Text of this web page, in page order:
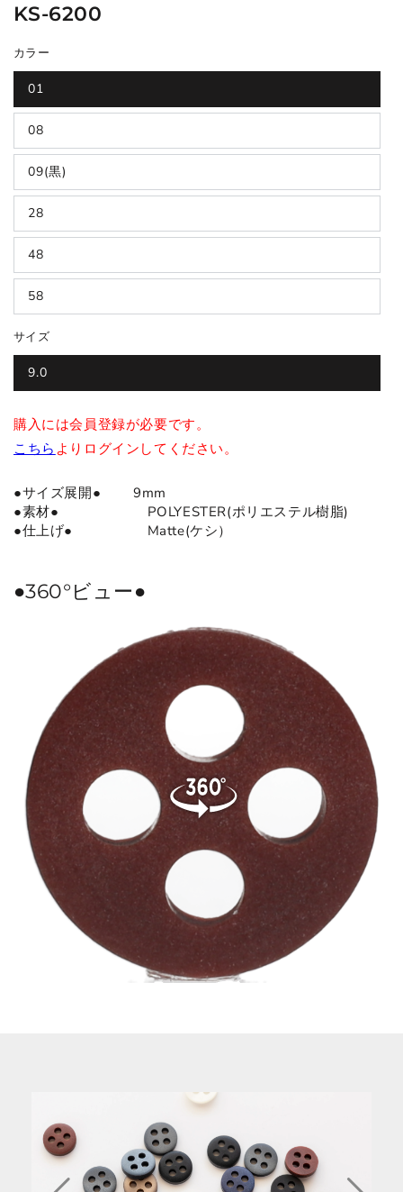
KS-6200
カラー
01
08
09(黒)
28
48
58
サイズ
9.0
購入には会員登録が必要です。
こちら よりログインしてください。
●サイズ展開● 9mm
●素材● POLYESTER(ポリエステル樹脂)
●仕上げ● Matte(ケシ）
●360°ビュー●